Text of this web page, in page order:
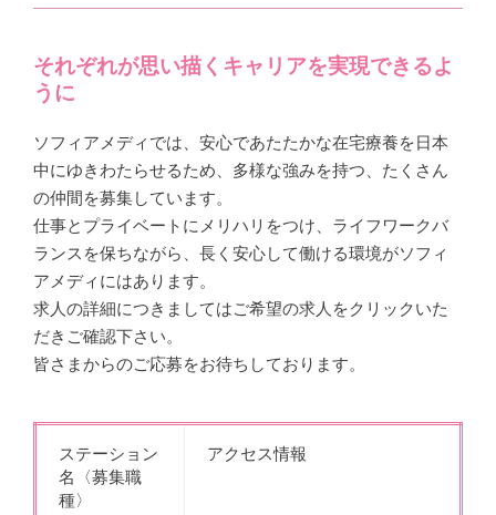
それぞれが思い描くキャリアを実現できるよ
うに
ソフィアメディでは、安心であたたかな在宅療養を日本
中にゆきわたらせるため、多様な強みを持つ、たくさん
の仲間を募集しています。
仕事とプライベートにメリハリをつけ、ライフワークバ
ランスを保ちながら、長く安心して働ける環境がソフィ
アメディにはあります。
求人の詳細につきましてはご希望の求人をクリックいた
だきご確認下さい。
皆さまからのご応募をお待ちしております。
ステーション
名〈募集職
種〉
アクセス情報